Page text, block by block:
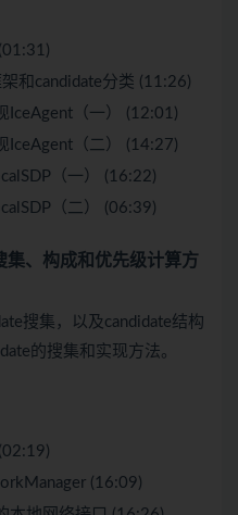
和candidate分类 (11:26)
IceAgent（一） (12:01)
IceAgent（二） (14:27)
（一） (16:22)
（二） (06:39)
集、构成和优先级计算方
搜集，以及candidate结构
的搜集和实现方法。
(16:09)